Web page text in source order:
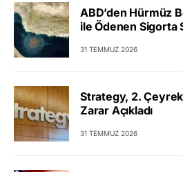
ABD’den Hürmüz
ile Ödenen Sigorta
31 TEMMUZ 2026
Strategy, 2.
Zarar Açıkladı
31 TEMMUZ 2026